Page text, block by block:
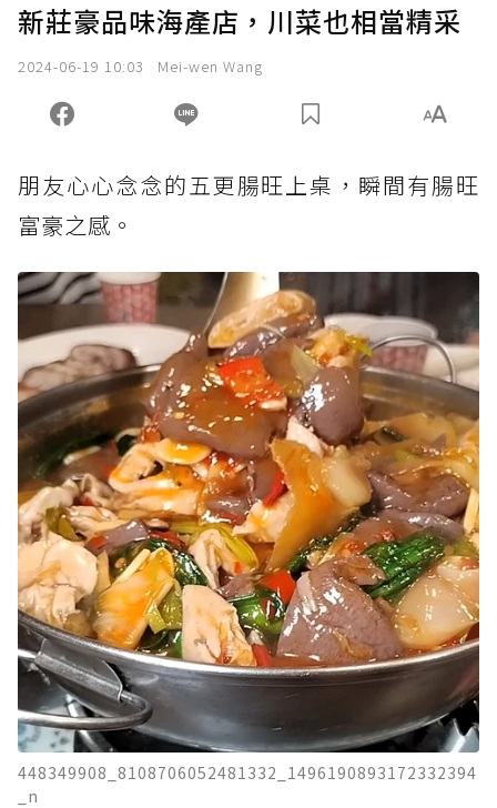
新莊豪品味海產店，川菜也相當精采
2024-06-19 10:03 Mei-wen Wang
朋友心心念念的五更腸旺上桌，瞬間有腸旺
富豪之感。
448349908_8108706052481332_1496190893172332394
_n